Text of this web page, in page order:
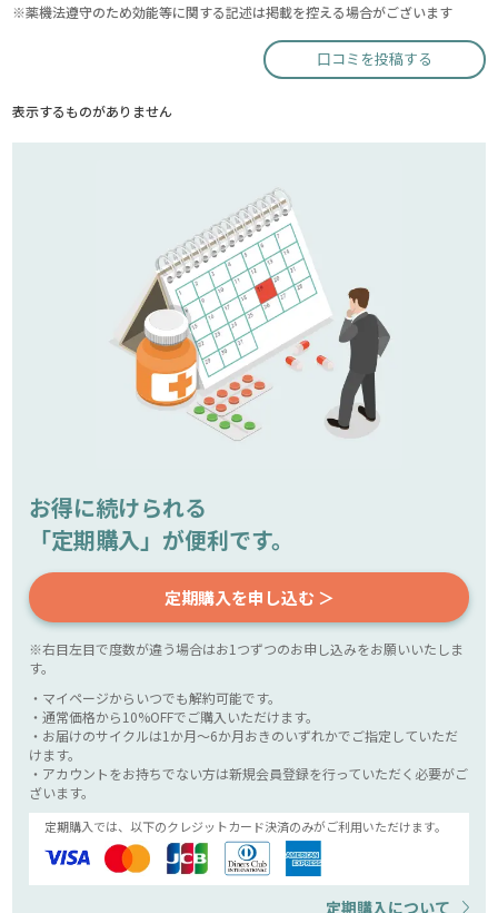
※薬機法遵守のため効能等に関する記述は掲載を控える場合がございます
口コミを投稿する
表示するものがありません
お得に続けられる
「定期購入」が便利です。
定期購入を申し込む ＞
※右目左目で度数が違う場合はお1つずつのお申し込みをお願いいたしま
す。
・マイページからいつでも解約可能です。
・通常価格から10%OFFでご購入いただけます。
・お届けのサイクルは1か月～6か月おきのいずれかでご指定していただ
けます。
・アカウントをお持ちでない方は新規会員登録を行っていただく必要がご
ざいます。
定期購入では、以下のクレジットカード決済のみがご利用いただけます。
定期購入について